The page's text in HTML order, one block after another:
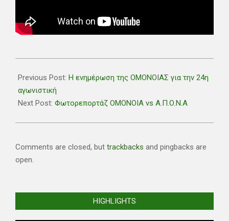
04-
26
Previous Post: Η ενημέρωση της ΟΜΟΝΟΙΑΣ για την 24η
αγωνιστική
Next Post: Φωτορεπορτάζ ΟΜΟΝΟΙΑ vs Α.Π.Ο.Ν.Α
Comments are closed, but trackbacks and pingbacks are
open.
HIGHLIGHTS